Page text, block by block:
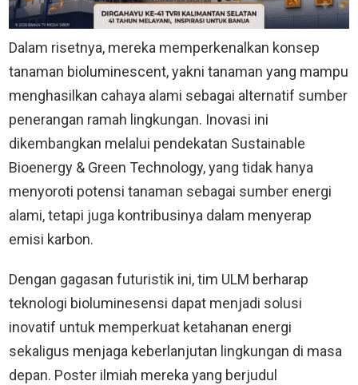
Dalam risetnya, mereka memperkenalkan konsep
tanaman bioluminescent, yakni tanaman yang mampu
menghasilkan cahaya alami sebagai alternatif sumber
penerangan ramah lingkungan. Inovasi ini
dikembangkan melalui pendekatan Sustainable
Bioenergy & Green Technology, yang tidak hanya
menyoroti potensi tanaman sebagai sumber energi
alami, tetapi juga kontribusinya dalam menyerap
emisi karbon.
Dengan gagasan futuristik ini, tim ULM berharap
teknologi bioluminesensi dapat menjadi solusi
inovatif untuk memperkuat ketahanan energi
sekaligus menjaga keberlanjutan lingkungan di masa
depan. Poster ilmiah mereka yang berjudul